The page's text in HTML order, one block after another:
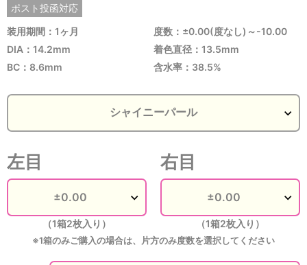
ポスト投函対応
装用期間：1ヶ月
度数：±0.00(度なし)～-10.00
DIA：14.2mm
着色直径：13.5mm
BC：8.6mm
含水率：38.5%
左目
（1箱2枚入り）
右目
（1箱2枚入り）
※1箱のみご購入の場合は、片方のみ度数を選択してください